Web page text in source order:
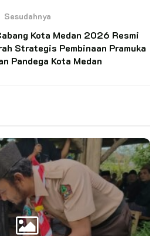
Dukung Pendirian Hutan
Wanabakti di Jeongmara
Ridho Nasution menegaskan
Pramuka Penegak dan
penting dalam pembangunan Kota
Penegak dan Pandega merupakan
kreativitas, dan potensi
perubahan positif.
Sesudahnya
Kota Medan 2026 Resmi
Strategis Pembinaan Pramuka
Pandega Kota Medan